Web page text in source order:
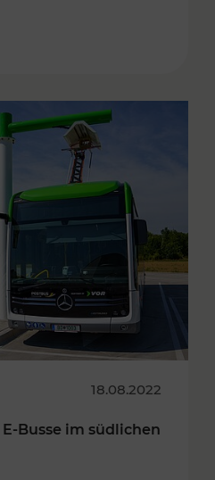
18.08.2022
Busse im südlichen